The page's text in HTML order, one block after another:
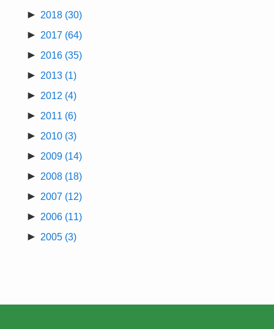
► 2018 (30)
► 2017 (64)
► 2016 (35)
► 2013 (1)
► 2012 (4)
► 2011 (6)
► 2010 (3)
► 2009 (14)
► 2008 (18)
► 2007 (12)
► 2006 (11)
► 2005 (3)